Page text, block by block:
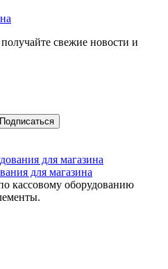
свежие новости и
для магазина
кассовому оборудованию